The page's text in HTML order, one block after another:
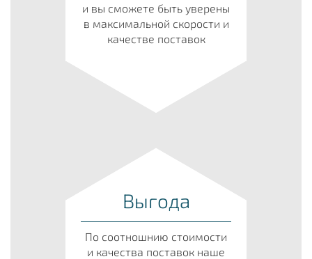
и вы сможете быть уверены
в максимальной скорости и
качестве поставок
Выгода
По соотношнию стоимости
и качества поставок наше